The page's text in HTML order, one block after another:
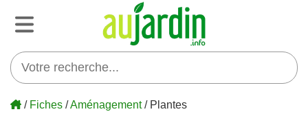
/ Fiches /Aménagement/ Plantes